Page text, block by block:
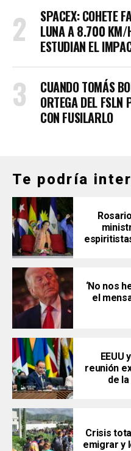
SPACEX: COHETE
LUNA A 8.700 KM/
ESTUDIAN EL
CUANDO TOMÁS
ORTEGA DEL FSLN
CON FUSILARLO
Te podría
‘No nos
el
EEUU
reunión
de
Crisis
emigrar y